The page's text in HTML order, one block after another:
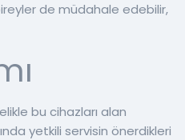
de müdahale edebilir,
bu cihazları alan
yetkili servisin önerdikleri